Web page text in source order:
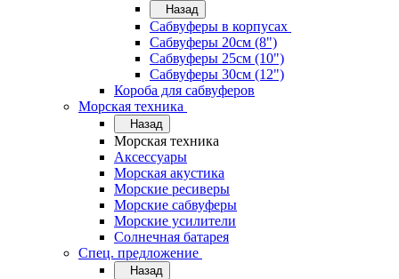
Назад
Сабвуферы в корпусах
Сабвуферы 20см (8")
Сабвуферы 25см (10")
Сабвуферы 30см (12")
Короба для сабвуферов
Морская техника
Назад
Морская техника
Аксессуары
Морская акустика
Морские ресиверы
Морские сабвуферы
Морские усилители
Солнечная батарея
Спец. предложение
Назад